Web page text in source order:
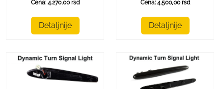
Cena: 4.270,00 rsd
Detaljnije
Cena: 4.500,00 rsd
Detaljnije